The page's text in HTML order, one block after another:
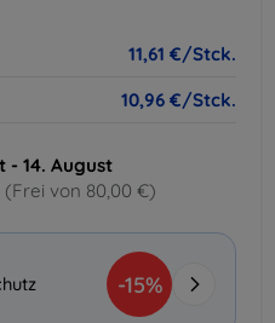
11,61 €/Stck.
10,96 €/Stck.
- 14. August
(Frei von 80,00 €)
-15%